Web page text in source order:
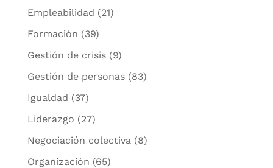
Empleabilidad (21)
Formación (39)
Gestión de crisis(9)
Gestión de personas(83)
Igualdad (37)
Liderazgo (27)
Negociación colectiva (8)
Organización (65)